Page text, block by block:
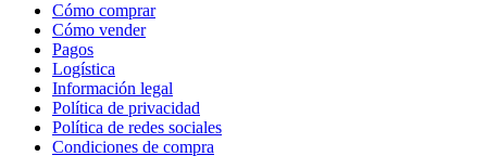
Cómo comprar
Cómo vender
Pagos
Logística
Información legal
Política de privacidad
Política de redes sociales
Condiciones de compra